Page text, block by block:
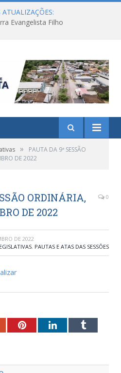
Evangelista Filho
»
PAUTA DA 9ª SESSÃO
DE 2022
ORDINÁRIA,
DE 2022
0
DE 2022
, PAUTAS E ATAS DAS SESSÕES
PinterestLinkedInTumblr